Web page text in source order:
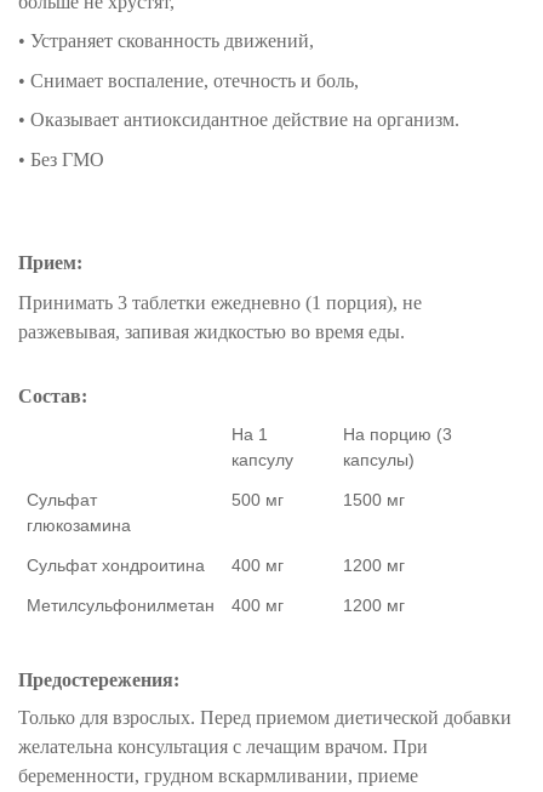
• Устраняет скованность движений,
• Снимает воспаление, отечность и боль,
• Оказывает антиоксидантное действие на организм.
• Без ГМО
Прием:
Принимать 3 таблетки ежедневно (1 порция), не
разжевывая, запивая жидкостью во время еды.
Состав:
На 1
капсулу
На порцию (3
капсулы)
Сульфат
глюкозамина
500 мг 1500 мг
Cульфат хондроитина 400 мг 1200 мг
Mетилсульфонилметан 400 мг 1200 мг
Предостережения:
Только для взрослых. Перед приемом диетической добавки
желательна консультация с лечащим врачом. При
беременности, грудном вскармливании, приеме